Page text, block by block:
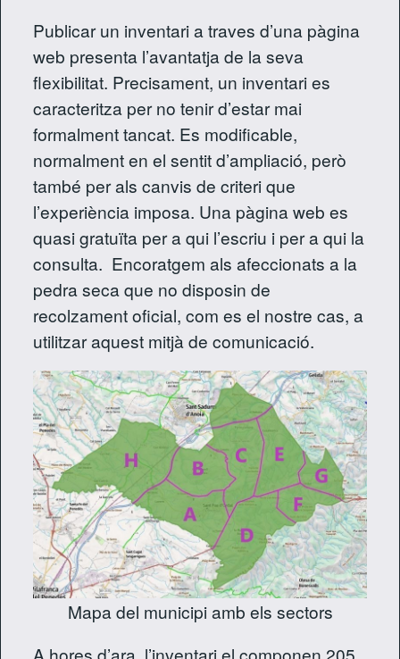
Publicar un inventari a traves d’una pàgina
web presenta l’avantatja de la seva
flexibilitat. Precisament, un inventari es
caracteritza per no tenir d’estar mai
formalment tancat. Es modificable,
normalment en el sentit d’ampliació, però
també per als canvis de criteri que
l’experiència imposa. Una pàgina web es
quasi gratuïta per a qui l’escriu i per a qui la
consulta. Encoratgem als afeccionats a la
pedra seca que no disposin de
recolzament oficial, com es el nostre cas, a
utilitzar aquest mitjà de comunicació.
Mapa del municipi amb els sectors